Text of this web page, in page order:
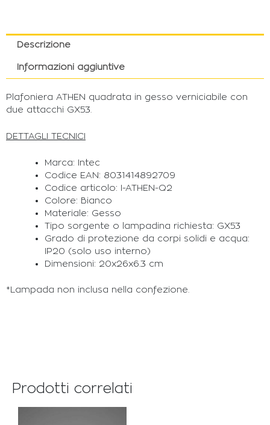
Descrizione
Informazioni aggiuntive
Plafoniera ATHEN quadrata in gesso verniciabile con
due attacchi GX53.
DETTAGLI TECNICI
Marca: Intec
Codice EAN: 8031414892709
Codice articolo: I-ATHEN-Q2
Colore: Bianco
Materiale: Gesso
Tipo sorgente o lampadina richiesta: GX53
Grado di protezione da corpi solidi e acqua:
IP20 (solo uso interno)
Dimensioni: 20x26x6.3 cm
*Lampada non inclusa nella confezione.
Prodotti correlati